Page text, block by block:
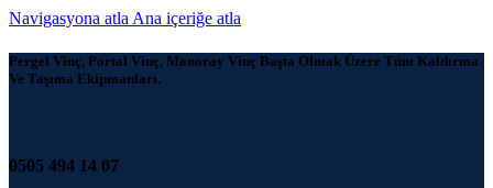
Navigasyona atla Ana içeriğe atla
Pergel Vinç, Portal Vinç, Monoray Vinç Başta Olmak Üzere Tüm Kaldırma
Ve Taşıma Ekipmanları.
0505 494 14 07